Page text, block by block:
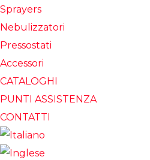
Sprayers
Nebulizzatori
Pressostati
Accessori
CATALOGHI
PUNTI ASSISTENZA
CONTATTI